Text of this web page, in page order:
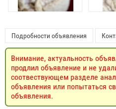
Подробности объявления
Внимание, актуальность
продлил объявление и не
соотвествующем разделе
объявления или попытаться
объявления.